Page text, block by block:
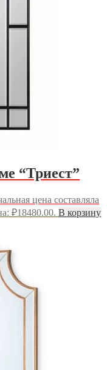
“Триест”
цена составляла
₽18480.00. В корзину